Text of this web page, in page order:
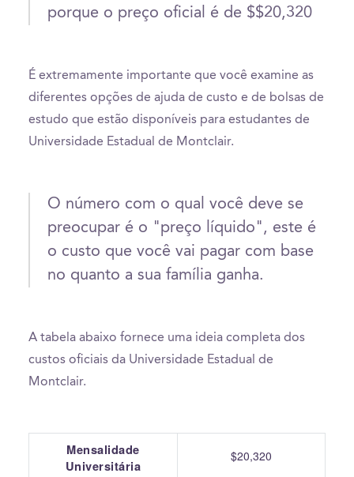
porque o preço oficial é de $$20,320
É extremamente importante que você examine as
diferentes opções de ajuda de custo e de bolsas de
estudo que estão disponíveis para estudantes de
Universidade Estadual de Montclair.
O número com o qual você deve se
preocupar é o "preço líquido", este é
o custo que você vai pagar com base
no quanto a sua família ganha.
A tabela abaixo fornece uma ideia completa dos
custos oficiais da Universidade Estadual de
Montclair.
Mensalidade
Universitária
$20,320